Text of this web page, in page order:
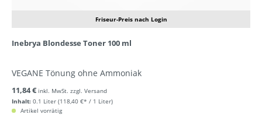
Friseur-Preis nach Login
Inebrya Blondesse Toner 100 ml
VEGANE Tönung ohne Ammoniak
Inhalt: 0.1 Liter (118,40 €* / 1 Liter)
11,84 € inkl. MwSt. zzgl. Versand
Artikel vorrätig